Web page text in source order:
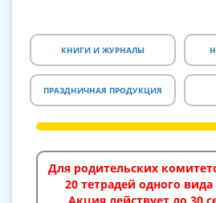
КНИГИ И ЖУРНАЛЫ
ПРАЗДНИЧНАЯ ПРОДУКЦИЯ
Для родительских
20 тетрадей одного вида